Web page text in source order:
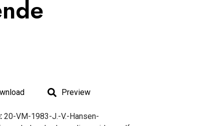
Preview
20-VM-1983-J.-V.-Hansen-